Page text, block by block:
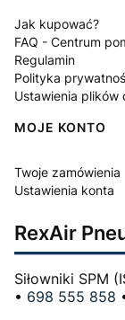
Jak kupować?
FAQ - Centrum
Regulamin
Polityka
Ustawienia plików
MOJE KONTO
Twoje zamówienia
Ustawienia konta
RexAir
Siłowniki SPM
• 698 555 858